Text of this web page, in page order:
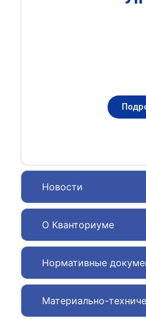
Новости
О Кванториуме
Нормативные
Материально-